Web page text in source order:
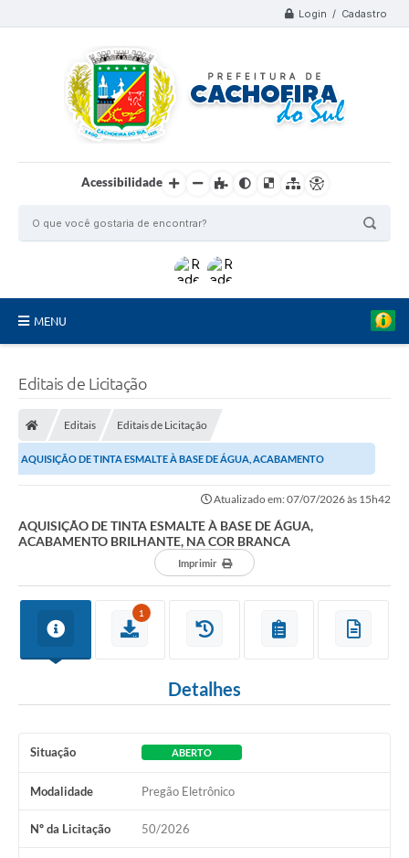
Login / Cadastro
Acessibilidade
MENU
Conselhos Municipais
Diário Oficial
Coleta seletiva - Informações
A Nossa Cidade
A Prefeitura
Audiências Públicas
Editais de Licitação
Editais Editais de Licitação
AQUISIÇÃO DE TINTA ESMALTE À BASE DE ÁGUA, ACABAMENTO
Atualizado em: 07/07/2026 às 15h42
AQUISIÇÃO DE TINTA ESMALTE À BASE DE ÁGUA,
ACABAMENTO BRILHANTE, NA COR BRANCA
Imprimir
1
Detalhes
Situação ABERTO
Modalidade Pregão Eletrônico
Nº da Licitação 50/2026